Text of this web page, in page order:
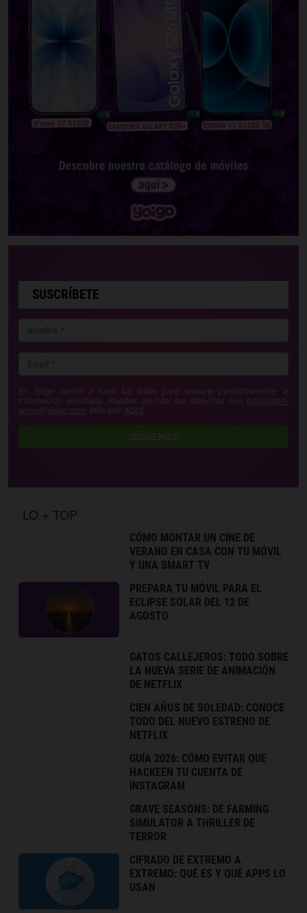
SUSCRÍBETE
En Yoigo vamos a tratar tus datos para enviarte periódicamente la
información solicitada. Puedes ejercitar tus derechos con privacidad-
yoigo@yoigo.com . Más Info AQUÍ
¡SÍGUENOS!
LO + TOP
CÓMO MONTAR UN CINE DE
VERANO EN CASA CON TU MÓVIL
Y UNA SMART TV
PREPARA TU MÓVIL PARA EL
ECLIPSE SOLAR DEL 12 DE
AGOSTO
GATOS CALLEJEROS: TODO SOBRE
LA NUEVA SERIE DE ANIMACIÓN
DE NETFLIX
CIEN AÑOS DE SOLEDAD: CONOCE
TODO DEL NUEVO ESTRENO DE
NETFLIX
GUÍA 2026: CÓMO EVITAR QUE
HACKEEN TU CUENTA DE
INSTAGRAM
GRAVE SEASONS: DE FARMING
SIMULATOR A THRILLER DE
TERROR
CIFRADO DE EXTREMO A
EXTREMO: QUÉ ES Y QUÉ APPS LO
USAN